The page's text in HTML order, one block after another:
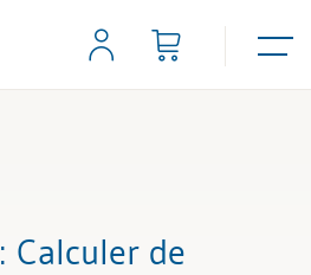
: Calculer de